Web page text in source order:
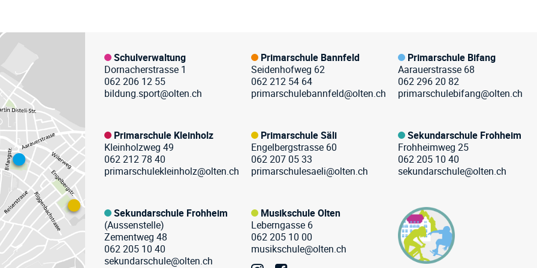
Schulverwaltung
Dornacherstrasse 1
062 206 12 55
bildung.sport@olten.ch
Primarschule Bannfeld
Seidenhofweg 62
062 212 54 64
primarschulebannfeld@olten.ch
Primarschule Bifang
Aarauerstrasse 68
062 296 20 82
primarschulebifang@olten.ch
Primarschule Kleinholz
Kleinholzweg 49
062 212 78 40
primarschulekleinholz@olten.ch
Primarschule Säli
Engelbergstrasse 60
062 207 05 33
primarschulesaeli@olten.ch
Sekundarschule Frohheim
Frohheimweg 25
062 205 10 40
sekundarschule@olten.ch
Sekundarschule Frohheim
(Aussenstelle)
Zementweg 48
062 205 10 40
sekundarschule@olten.ch
Musikschule Olten
Leberngasse 6
062 205 10 00
musikschule@olten.ch